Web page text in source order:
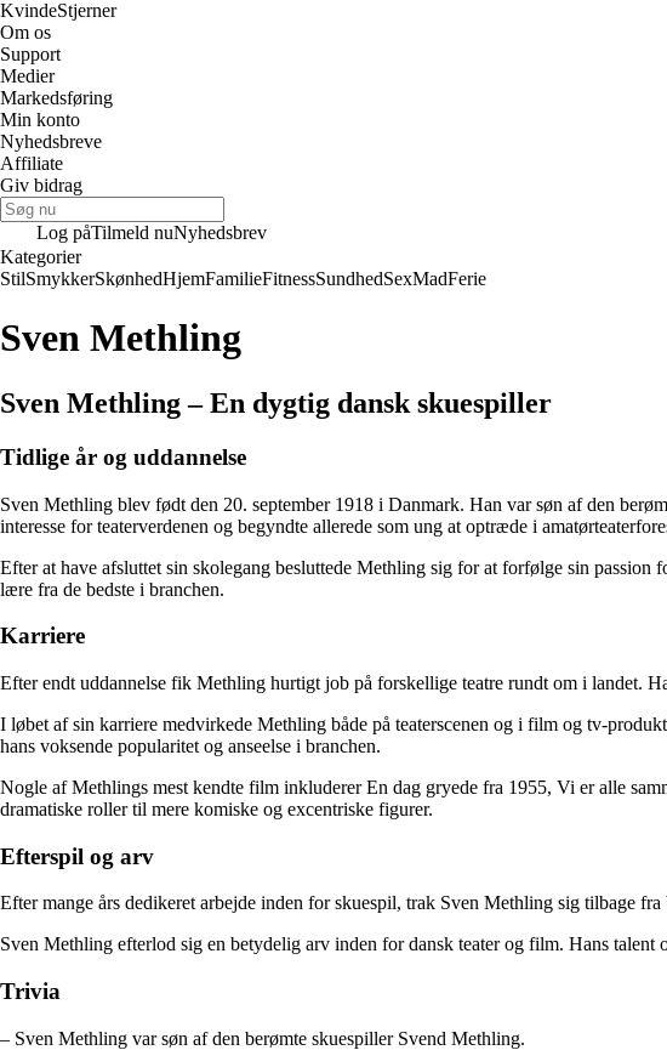
KvindeStjerner
Om os
Support
Medier
Markedsføring
Min konto
Nyhedsbreve
Affiliate
Giv bidrag
Log påTilmeld nuNyhedsbrev
Kategorier
StilSmykkerSkønhedHjemFamilieFitnessSundhedSexMadFerie
Sven Methling
Sven Methling – En dygtig dansk skuespiller
Tidlige år og uddannelse
Sven Methling blev født den 20. september 1918 i Danmark. Han var søn af den
interesse for teaterverdenen og begyndte allerede som ung at optræde i
Efter at have afsluttet sin skolegang besluttede Methling sig for at forfølge sin
lære fra de bedste i branchen.
Karriere
Efter endt uddannelse fik Methling hurtigt job på forskellige teatre rundt om i landet.
I løbet af sin karriere medvirkede Methling både på teaterscenen og i film og tv-
hans voksende popularitet og anseelse i branchen.
Nogle af Methlings mest kendte film inkluderer En dag gryede fra 1955, Vi er alle
dramatiske roller til mere komiske og excentriske figurer.
Efterspil og arv
Efter mange års dedikeret arbejde inden for skuespil, trak Sven Methling sig tilbage
Sven Methling efterlod sig en betydelig arv inden for dansk teater og film. Hans
Trivia
– Sven Methling var søn af den berømte skuespiller Svend Methling.